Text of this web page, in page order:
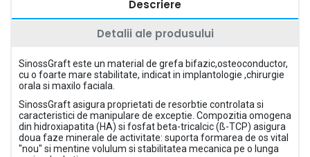
Descriere
Detalii ale produsului
SinossGraft este un material de grefa bifazic,osteoconductor,
cu o foarte mare stabilitate, indicat in implantologie ,chirurgie
orala si maxilo faciala.
SinossGraft asigura proprietati de resorbtie controlata si
caracteristici de manipulare de exceptie. Compozitia omogena
din hidroxiapatita (HA) si fosfat beta-tricalcic (ß-TCP) asigura
doua faze minerale de activitate: suporta formarea de os vital
"nou" si mentine volulum si stabilitatea mecanica pe o lunga